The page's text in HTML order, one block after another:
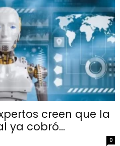
creen que la
ya cobró...
0